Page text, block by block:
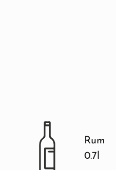
Rum
0.7l